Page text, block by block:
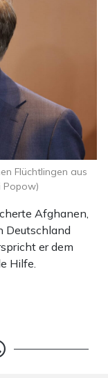
Afghanen,
Deutschland
er dem
Hilfe.
Flüchtlingen aus
Popow)